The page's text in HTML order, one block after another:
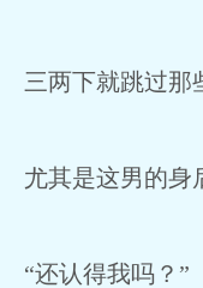
三两下就跳过那
尤其是这男的身
“还认得我吗？”